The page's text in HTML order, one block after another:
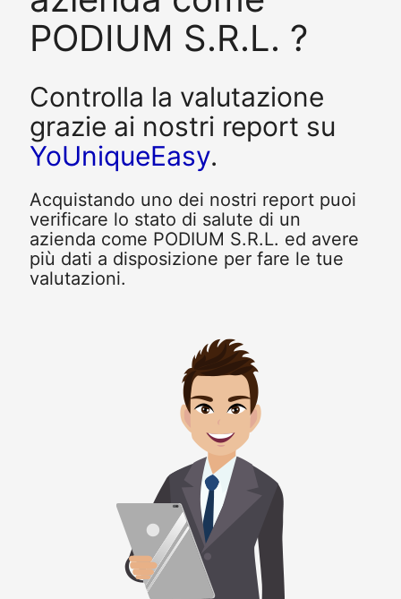
PODIUM S.R.L. ?
Controlla la valutazione
grazie ai nostri report su
YoUniqueEasy.
Acquistando uno dei nostri report puoi
verificare lo stato di salute di un
azienda come PODIUM S.R.L. ed avere
più dati a disposizione per fare le tue
valutazioni.